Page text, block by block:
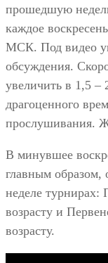
прошедшую
каждое
МСК. Под видео
обсуждения.
увеличить в 1,5 –
драгоценного
прослушивания.
В минувшее
главным образом,
неделе турнирах:
возрасту и
возрасту.